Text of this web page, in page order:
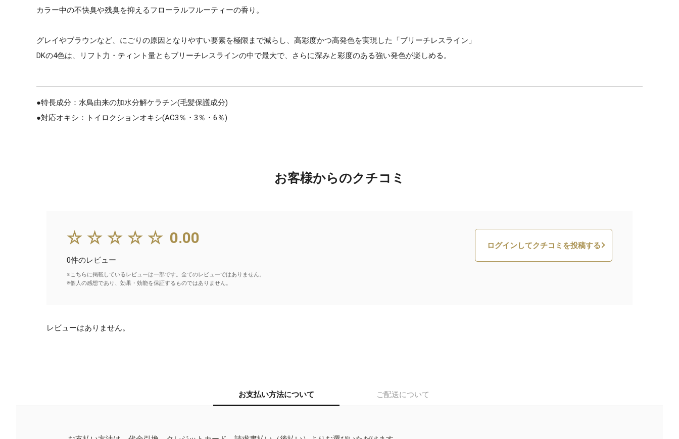
カラー中の不快臭や残臭を抑えるフローラルフルーティーの香り。
グレイやブラウンなど、にごりの原因となりやすい要素を極限まで減らし、高彩度かつ高発色を実現した「ブリーチレスライン」
DKの4色は、リフト力・ティント量ともブリーチレスラインの中で最大で、さらに深みと彩度のある強い発色が楽しめる。
●特長成分：水鳥由来の加水分解ケラチン(毛髪保護成分)
●対応オキシ：トイロクションオキシ(AC3％・3％・6％)
お客様からのクチコミ
☆☆☆☆☆ 0.00
0件のレビュー
※こちらに掲載しているレビューは一部です。全てのレビューではありません。
※個人の感想であり、効果・効能を保証するものではありません。
ログインしてクチコミを投稿する
レビューはありません。
お支払い方法について ご配送について